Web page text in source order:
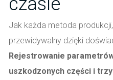
Jak każda metoda
przewidywalny dzięki
Rejestrowanie
uszkodzonych części i